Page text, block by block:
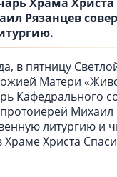
Рязанцев
в пятницу
Матери
Кафедрального
Михаил
литургию и
Христа